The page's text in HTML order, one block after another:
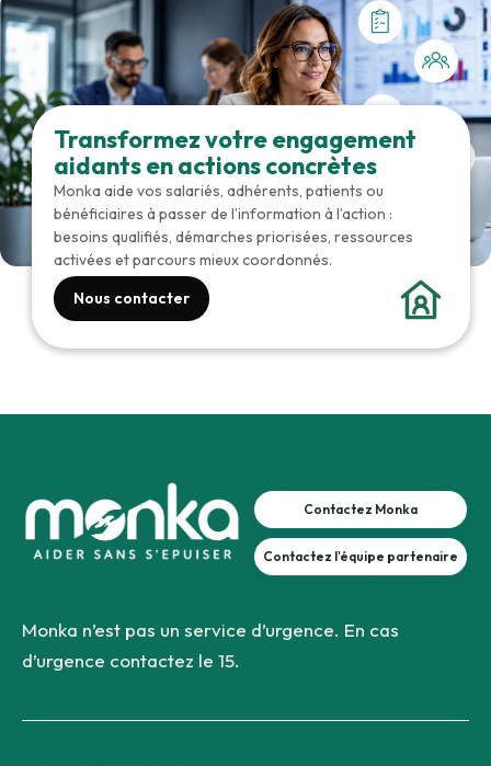
Transformez votre engagement
aidants en actions concrètes
Monka aide vos salariés, adhérents, patients ou
bénéficiaires à passer de l’information à l’action :
besoins qualifiés, démarches priorisées, ressources
activées et parcours mieux coordonnés.
Nous contacter
Contactez Monka
Contactez l'équipe partenaire
Monka n’est pas un service d’urgence. En cas
d’urgence contactez le 15.